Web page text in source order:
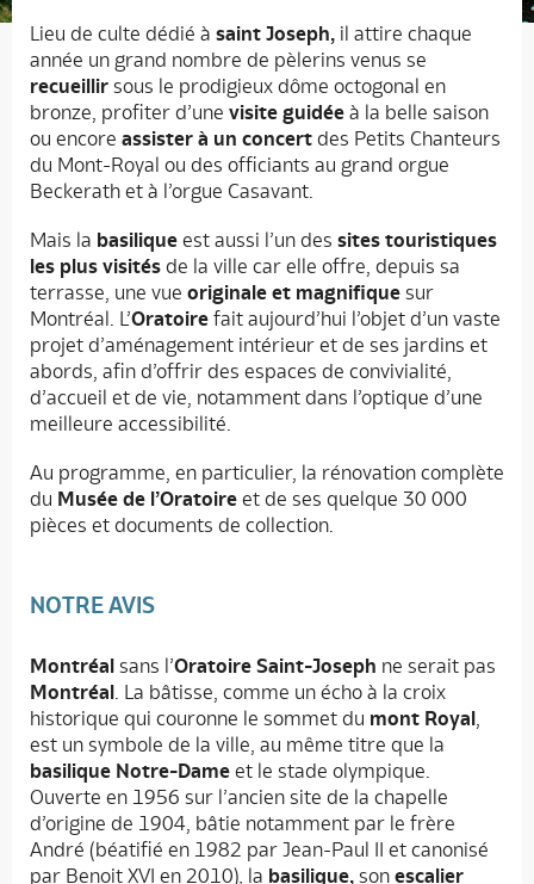
Lieu de culte dédié à saint Joseph, il attire chaque
année un grand nombre de pèlerins venus se
recueillir sous le prodigieux dôme octogonal en
bronze, profiter d’une visite guidée à la belle saison
ou encore assister à un concert des Petits Chanteurs
du Mont-Royal ou des officiants au grand orgue
Beckerath et à l’orgue Casavant.
Mais la basilique est aussi l’un des sites touristiques
les plus visités de la ville car elle offre, depuis sa
terrasse, une vue originale et magnifique sur
Montréal. L’Oratoire fait aujourd’hui l’objet d’un vaste
projet d’aménagement intérieur et de ses jardins et
abords, afin d’offrir des espaces de convivialité,
d’accueil et de vie, notamment dans l’optique d’une
meilleure accessibilité.
Au programme, en particulier, la rénovation complète
du Musée de l’Oratoire et de ses quelque 30 000
pièces et documents de collection.
NOTRE AVIS
Montréal sans l’Oratoire Saint-Joseph ne serait pas
Montréal. La bâtisse, comme un écho à la croix
historique qui couronne le sommet du mont Royal,
est un symbole de la ville, au même titre que la
basilique Notre-Dame et le stade olympique.
Ouverte en 1956 sur l’ancien site de la chapelle
d’origine de 1904, bâtie notamment par le frère
André (béatifié en 1982 par Jean-Paul II et canonisé
par Benoit XVI en 2010), la basilique, son escalier